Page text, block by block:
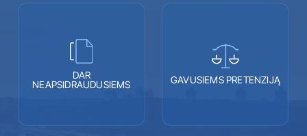
DAR
NEAPSIDRAUDUSIEMS
GAVUSIEMS PRETENZIJĄ